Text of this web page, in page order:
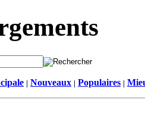
| Nouveaux | Populaires |